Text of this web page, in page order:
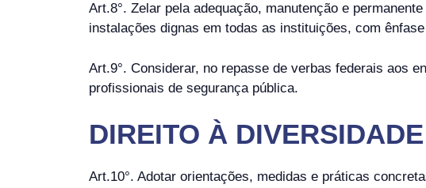
Art.8°. Zelar pela adequação, manutenção e
instalações dignas em todas as instituições, com
Art.9°. Considerar, no repasse de verbas federais aos
profissionais de segurança pública.
DIREITO À DIVERSIDADE
Art.10°. Adotar orientações, medidas e práticas